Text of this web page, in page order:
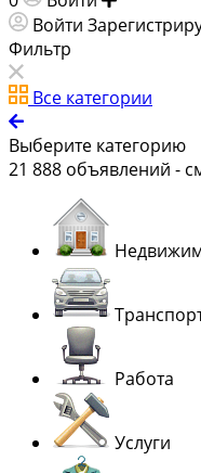
Войти
Фильтр
Все категории
Выберите категорию
21 888 объявлений -
Работа
Услуги